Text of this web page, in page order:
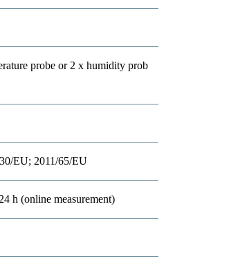
probe or 2 x humidity prob
EU; 2011/65/EU
h (online measurement)